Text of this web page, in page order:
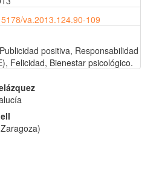
va.2013.124.90-109
positiva, Responsabilidad
Felicidad, Bienestar psicológico.